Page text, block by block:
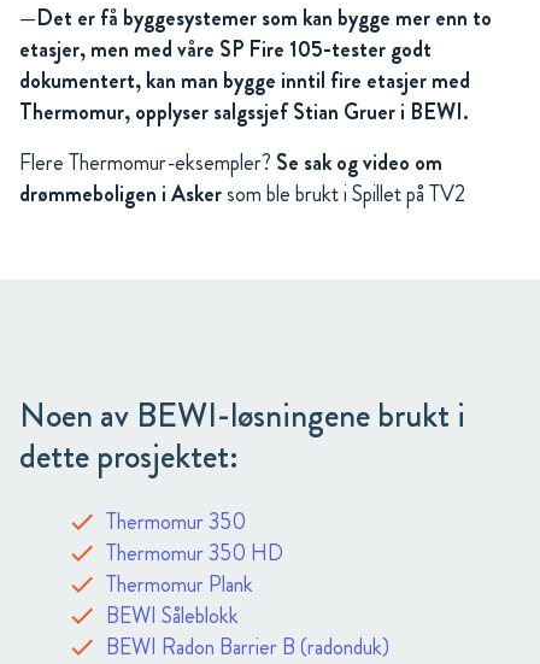
—Det er få byggesystemer som kan bygge mer enn to
etasjer, men med våre SP Fire 105-tester godt
dokumentert, kan man bygge inntil fire etasjer med
Thermomur, opplyser salgssjef Stian Gruer i BEWI.
Flere Thermomur-eksempler? Se sak og video om
drømmeboligen i Askersom ble brukt i Spillet på TV2
Noen av BEWI-løsningene brukt i
dette prosjektet:
Thermomur 350
Thermomur 350 HD
Thermomur Plank
BEWI Såleblokk
BEWI Radon Barrier B (radonduk)